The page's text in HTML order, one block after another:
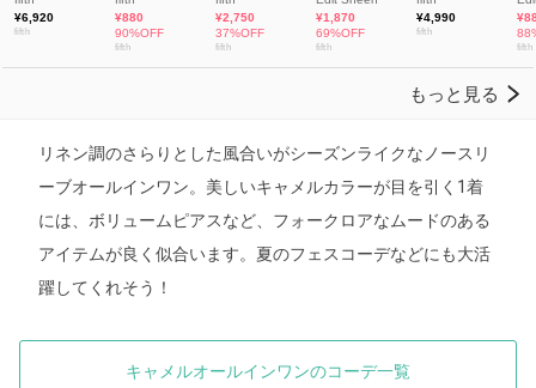
リネン調のさらりとした風合いがシーズンライクなノースリ
ーブオールインワン。美しいキャメルカラーが目を引く1着
には、ボリュームピアスなど、フォークロアなムードのある
アイテムが良く似合います。夏のフェスコーデなどにも大活
躍してくれそう！
キャメルオールインワンのコーデ一覧